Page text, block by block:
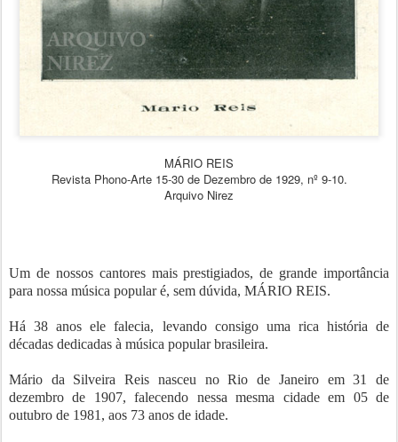
MÁRIO REIS
Revista Phono-Arte 15-30 de Dezembro de 1929, nº 9-10.
Arquivo Nirez
Um de nossos cantores mais prestigiados, de grande importância
para nossa música popular é, sem dúvida, MÁRIO REIS.
Há 38 anos ele falecia, levando consigo uma rica história de
décadas dedicadas à música popular brasileira.
Mário da Silveira Reis nasceu no Rio de Janeiro em 31 de
dezembro de 1907, falecendo nessa mesma cidade em 05 de
outubro de 1981, aos 73 anos de idade.